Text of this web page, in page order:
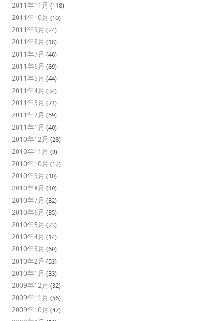
2011年11月 (118)
2011年10月 (10)
2011年9月 (24)
2011年8月 (18)
2011年7月 (46)
2011年6月 (89)
2011年5月 (44)
2011年4月 (34)
2011年3月 (71)
2011年2月 (59)
2011年1月 (40)
2010年12月 (28)
2010年11月 (9)
2010年10月 (12)
2010年9月 (10)
2010年8月 (10)
2010年7月 (32)
2010年6月 (35)
2010年5月 (23)
2010年4月 (14)
2010年3月 (60)
2010年2月 (53)
2010年1月 (33)
2009年12月 (32)
2009年11月 (56)
2009年10月 (47)